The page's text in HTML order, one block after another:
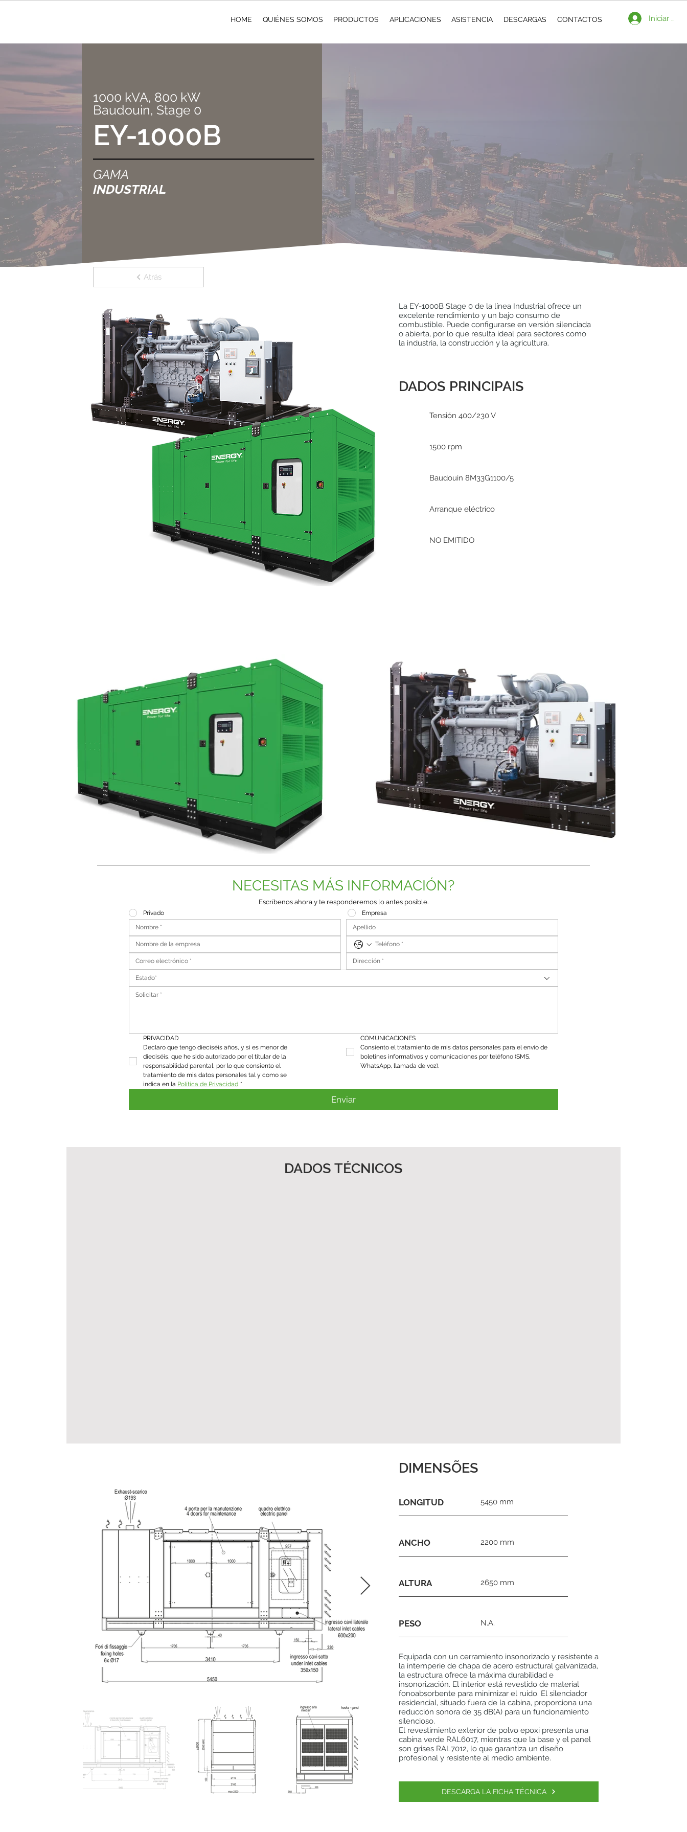
HOME QUIÉNES SOMOS PRODUCTOS APLICACIONES ASISTENCIA DESCARGAS CONTACTOS Iniciar
1000 kVA, 800 kW
Baudouin, Stage 0
EY-1000B
GAMA
INDUSTRIAL
Atrás
La EY-1000B Stage 0 de la línea Industrial ofrece un
excelente rendimiento y un bajo consumo de
combustible. Puede configurarse en versión silenciada
o abierta, por lo que resulta ideal para sectores como
la industria, la construcción y la agricultura.
DADOS PRINCIPAIS
Tensión 400/230 V
1500 rpm
Baudouin 8M33G1100/5
Arranque eléctrico
NO EMITIDO
NECESITAS MÁS INFORMACIÓN?
Escríbenos ahora y te responderemos lo antes posible.
Privado Empresa
Estado*
PRIVACIDAD
Declaro que tengo dieciséis años, y si es menor de
dieciséis, que he sido autorizado por el titular de la
responsabilidad parental, por lo que consiento el
tratamiento de mis datos personales tal y como se
indica en la Política de Privacidad *
COMUNICACIONES
Consiento el tratamiento de mis datos personales para el envío de
boletines informativos y comunicaciones por teléfono (SMS,
WhatsApp, llamada de voz).
Enviar
DADOS TÉCNICOS
DIMENSÕES
LONGITUD 5450 mm
ANCHO 2200 mm
ALTURA 2650 mm
PESO N.A.
Equipada con un cerramiento insonorizado y resistente a
la intemperie de chapa de acero estructural galvanizada,
la estructura ofrece la máxima durabilidad e
insonorización. El interior está revestido de material
fonoabsorbente para minimizar el ruido. El silenciador
residencial, situado fuera de la cabina, proporciona una
reducción sonora de 35 dB(A) para un funcionamiento
silencioso.
El revestimiento exterior de polvo epoxi presenta una
cabina verde RAL6017, mientras que la base y el panel
son grises RAL7012, lo que garantiza un diseño
profesional y resistente al medio ambiente.
DESCARGA LA FICHA TÉCNICA